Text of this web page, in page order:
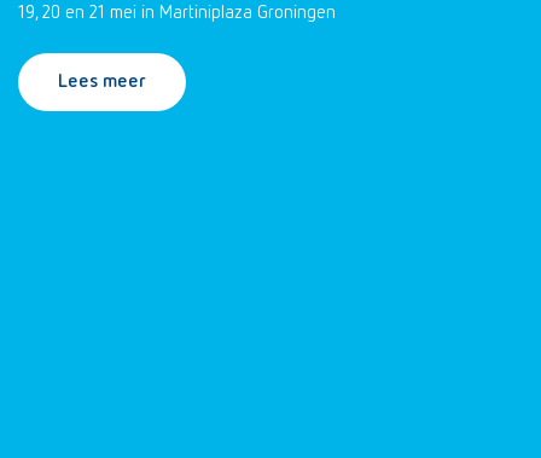
19, 20 en 21 mei in Martiniplaza Groningen
Lees meer